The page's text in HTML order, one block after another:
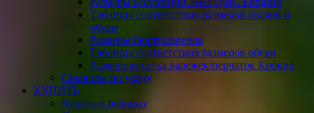
Таблицы соответствия размеров носков и
обуви
Размеры бюстгальтеров
Таблицы соответствия размеров обуви
Размерная сетка варежек/перчаток Крокид
Символы по уходу
КУПИТЬ
Купить в розницу